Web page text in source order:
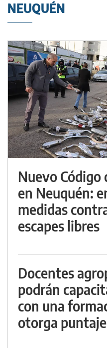
NEUQUÉN
Nuevo Código
en Neuquén:
medidas
escapes libres
Docentes
podrán
con una
otorga puntaje